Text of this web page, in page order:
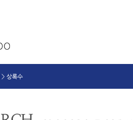
> 상록수